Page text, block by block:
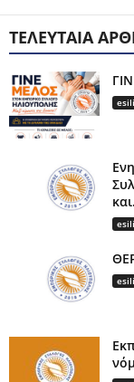
ΤΕΛΕΥΤΑΊΑ